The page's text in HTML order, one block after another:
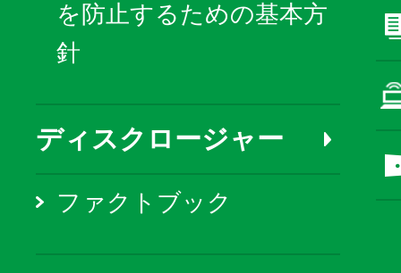
を防止するための基本方
針
ディスクロージャー
ファクトブック